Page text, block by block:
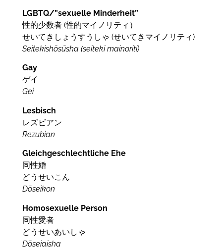
LGBTQ/”sexuelle Minderheit”
性的少数者 (性的マイノリティ）
せいてきしょうすうしゃ (せいてきマイノリティ)
Seitekishōsūsha (seiteki mainoriti)
Gay
ゲイ
Gei
Lesbisch
レズビアン
Rezubian
Gleichgeschlechtliche Ehe
同性婚
どうせいこん
Dōseikon
Homosexuelle Person
同性愛者
どうせいあいしゃ
Dōseiaisha